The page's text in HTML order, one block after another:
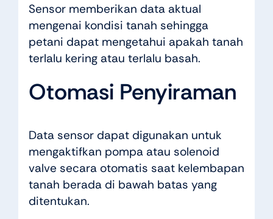
Sensor memberikan data aktual
mengenai kondisi tanah sehingga
petani dapat mengetahui apakah tanah
terlalu kering atau terlalu basah.
Otomasi Penyiraman
Data sensor dapat digunakan untuk
mengaktifkan pompa atau solenoid
valve secara otomatis saat kelembapan
tanah berada di bawah batas yang
ditentukan.